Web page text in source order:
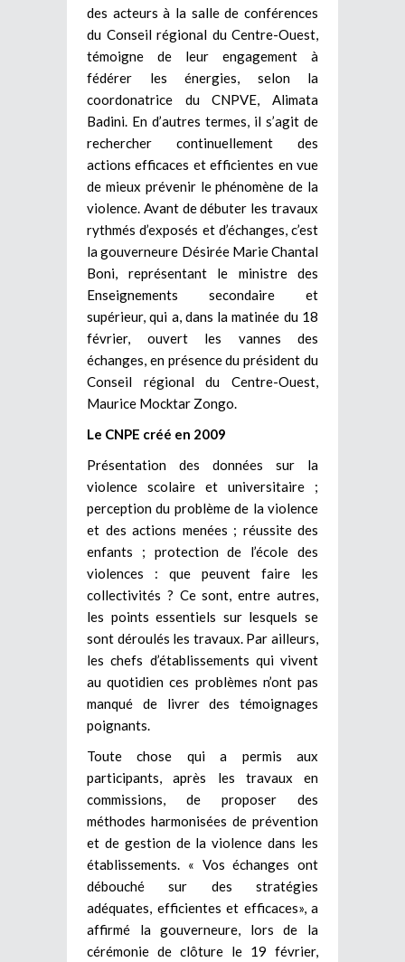
des acteurs à la salle de conférences
du Conseil régional du Centre-Ouest,
témoigne de leur engagement à
fédérer les énergies, selon la
coordonatrice du CNPVE, Alimata
Badini. En d’autres termes, il s’agit de
rechercher continuellement des
actions efficaces et efficientes en vue
de mieux prévenir le phénomène de la
violence. Avant de débuter les travaux
rythmés d’exposés et d’échanges, c’est
la gouverneure Désirée Marie Chantal
Boni, représentant le ministre des
Enseignements secondaire et
supérieur, qui a, dans la matinée du 18
février, ouvert les vannes des
échanges, en présence du président du
Conseil régional du Centre-Ouest,
Maurice Mocktar Zongo.
Le CNPE créé en 2009
Présentation des données sur la
violence scolaire et universitaire ;
perception du problème de la violence
et des actions menées ; réussite des
enfants ; protection de l’école des
violences : que peuvent faire les
collectivités ? Ce sont, entre autres,
les points essentiels sur lesquels se
sont déroulés les travaux. Par ailleurs,
les chefs d’établissements qui vivent
au quotidien ces problèmes n’ont pas
manqué de livrer des témoignages
poignants.
Toute chose qui a permis aux
participants, après les travaux en
commissions, de proposer des
méthodes harmonisées de prévention
et de gestion de la violence dans les
établissements. « Vos échanges ont
débouché sur des stratégies
adéquates, efficientes et efficaces», a
affirmé la gouverneure, lors de la
cérémonie de clôture le 19 février,